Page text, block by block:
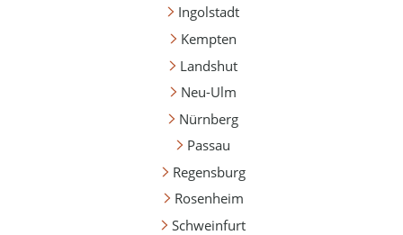
Ingolstadt
Kempten
Landshut
Neu-Ulm
Nürnberg
Passau
Regensburg
Rosenheim
Schweinfurt